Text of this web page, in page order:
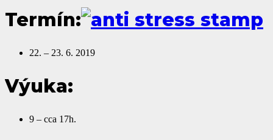
Termín:
22. – 23. 6. 2019
Výuka:
9 – cca 17h.